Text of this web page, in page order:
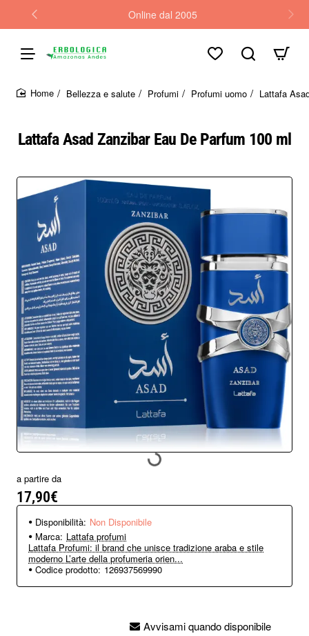
Online dal 2005
Lattafa Asad Zanzibar Eau De Parfum 100 ml
Bellezza e salute Profumi Profumi uomo Lattafa
Non Disponibile
a partire da
17,90€
Disponibilità: Non Disponibile
Marca: Lattafa profumi
Lattafa Profumi: il brand che unisce tradizione araba e stile
moderno L’arte della profumeria orien...
Codice prodotto: 126937569990
Avvisami quando disponibile